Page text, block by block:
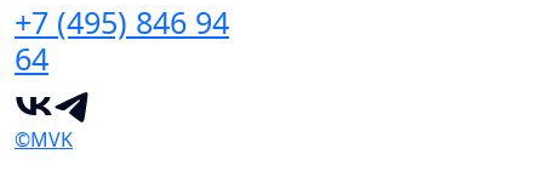
+7 (495) 846 94
64
©MVK